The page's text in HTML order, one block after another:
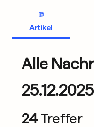
Artikel
Alle
25.12.2025
24 Treffer